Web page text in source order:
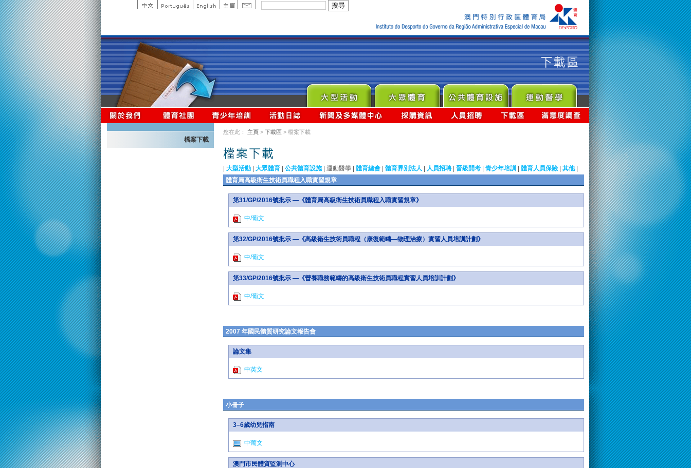
檔案下載
您在此： 主頁 > 下載區 > 檔案下載
大型活動 大眾體育 公共體育設施| 運動醫學 體育總會 體育界別法人 人員招聘| 晉級開考 青少年培訓 體育人員保險 其他|
體育局高級衛生技術員職程入職實習規章
第31/GP/2016號批示 —《體育局高級衛生技術員職程入職實習規章》
中/葡文
第32/GP/2016號批示 —《高級衛生技術員職程（康復範疇—物理治療）實習人員培訓計劃》
中/葡文
第33/GP/2016號批示 —《營養職務範疇的高級衛生技術員職程實習人員培訓計劃》
中/葡文
2007 年國民體質研究論文報告會
論文集
中英文
小冊子
3–6歲幼兒指南
中葡文
澳門市民體質監測中心